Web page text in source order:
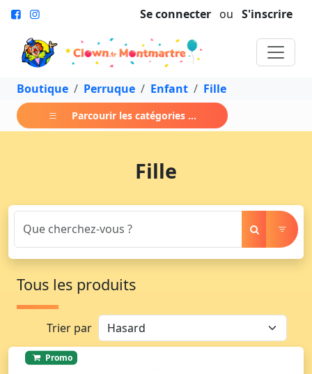
Se connecter ou S'inscrire
Boutique Perruque Enfant Fille
Parcourir les catégories ...
Fille
Tous les produits
Trier par
Promo